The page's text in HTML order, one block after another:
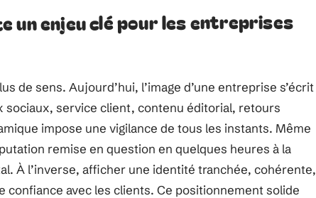
un enjeu clé pour les entreprises
de sens. Aujourd’hui, l’image d’une entreprise s’écrit
sociaux, service client, contenu éditorial, retours
impose une vigilance de tous les instants. Même
remise en question en quelques heures à la
À l’inverse, afficher une identité tranchée, cohérente,
confiance avec les clients. Ce positionnement solide